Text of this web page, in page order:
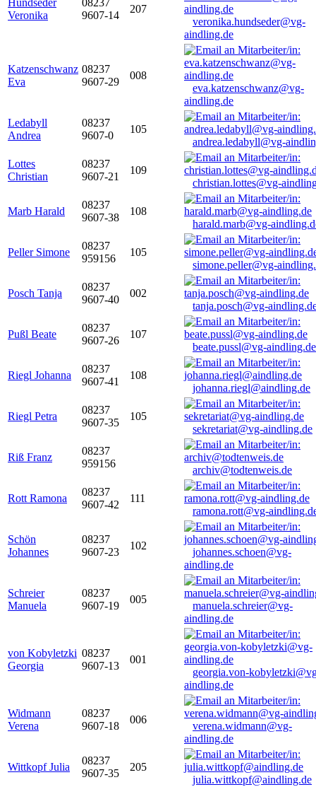
Hundseder
Veronika
08237
9607-14
207
veronika.hundseder@vg-
aindling.de
Katzenschwanz
Eva
08237
9607-29
008
eva.katzenschwanz@vg-
aindling.de
Ledabyll
Andrea
08237
9607-0
105
andrea.ledabyll@vg-
Lottes
Christian
08237
9607-21
109
christian.lottes@vg-
Marb Harald
08237
9607-38
108
harald.marb@vg-
Peller Simone
08237
959156
105
simone.peller@vg-
Posch Tanja
08237
9607-40
002
tanja.posch@vg-
Pußl Beate
08237
9607-26
107
beate.pussl@vg-aindling.de
Riegl Johanna
08237
9607-41
108
johanna.riegl@aindling.de
Riegl Petra
08237
9607-35
105
sekretariat@vg-aindling.de
Riß Franz
08237
959156
archiv@todtenweis.de
Rott Ramona
08237
9607-42
111
ramona.rott@vg-
Schön
Johannes
08237
9607-23
102
johannes.schoen@vg-
aindling.de
Schreier
Manuela
08237
9607-19
005
manuela.schreier@vg-
aindling.de
von Kobyletzki
Georgia
08237
9607-13
001
georgia.von-
aindling.de
Widmann
Verena
08237
9607-18
006
verena.widmann@vg-
aindling.de
Wittkopf Julia
08237
9607-35
205
julia.wittkopf@aindling.de